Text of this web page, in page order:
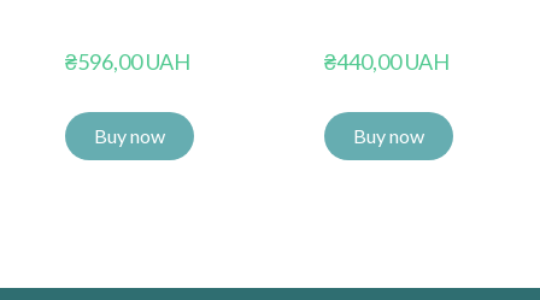
₴596,00 UAH
Buy now
₴440,00 UAH
Buy now